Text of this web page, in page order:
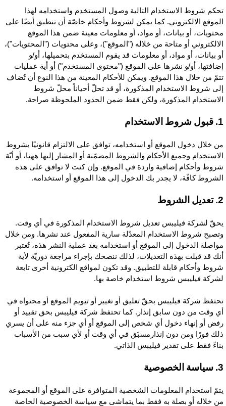
شروط الاستخدام التالية وصول المستخدم واستخدامه لهذا
الالكتروني. كما يمكن لشروط وأحكام خاصّة أن تنطبق أيضًا على
أو بيانات، أو مواد، أو معلومات معينة ضمن هذا الموقع
أو متاحة من خلاله ("الموقع")، وعلى محتويات ("المحتويات")،
بيانات، أو مواد، أو معلومات قد يقوم المستخدم بتحميلها، أو/و
أو/و نشرها على الموقع ("محتوى المستخدم") أو أية عمليات
من خلال هذا الموقع. ويمكن للأحكام المعينة من هذا النوع أن تُضاف
شروط الاستخدام المذكورة، أو قد تحلّ أحياناً محلّ شروط
المذكورة، ولكن فقط ضمن الحدود الملحوظة صراحة.
ن خلال دخول الموقع أو استخدامه، توافق على الالتزام قانونيًا بشروط
وجميع الأحكام والشروط المضمّنة أو المشار إليها ههنا، أو أيّة
وأحكام إضافية واردة في الموقع. وإن كنت لا توافق على هذه
كافّة، لا يجدر بك الدخول إلى هذا الموقع أو استخدامه.
لشركة فيليبس تعديل شروط الاستخدام المذكورة في أي وقت.
شروط الاستخدام المعدّلة سارية المفعول عند نشرها. ومن خلال
الدخول إلى الموقع أو استخدامه بعد عملية النشر هذه، تُعتبر
قد قبلت بهذه التعديلات، لذلك ننصحك بإجراء مراجعة دوريّة لأية
وأحكام قابلة للتطبيق. وقد تكون لمواقع الكترونية أخرى تابعة
فيليبس شروط استخدام خاصة بها.
شركة فيليبس بحقّ تعليق أو تغيير أو تيويم الموقع أو محتواه في
وقت من دون سابق إنذار. كما تحتفظ شركة فيليبس بحق تقييد أو
أو إنهاء دخول أي شخص إلى الموقع أو أي جزء منه على أن يسري
فورًا ومن دون إنذارمسبَق في أي وقت أو لأي سبب من الأسباب
فقط على تقدير فيليبس الذاتي.
استخدام المعلومات الشخصية المتوافرة على الموقع أو المجموعة
خلاله أو بصلة به فقط بما يتماشى مع سياسة الخصوصية الخاصة